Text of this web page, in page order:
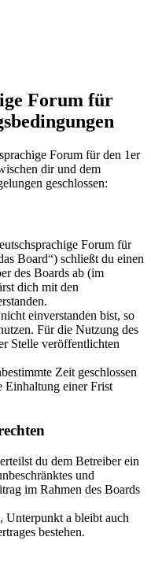
Forum für
Forum für den 1er
dir und dem
geschlossen:
Forum für
Board“) schließt du einen
des Boards ab (im
dich mit den
einverstanden bist, so
Für die Nutzung des
Stelle veröffentlichten
Zeit geschlossen
Einhaltung einer Frist
du dem Betreiber ein
und
im Rahmen des Boards
Unterpunkt a bleibt auch
bestehen.